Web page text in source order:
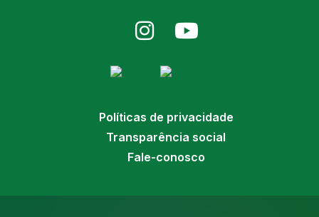
Políticas de privacidade
Transparência social
Fale-conosco